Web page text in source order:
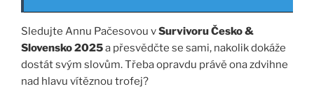
Sledujte Annu Pačesovou vSurvivoru Česko &
Slovensko 2025a přesvědčte se sami, nakolik dokáže
dostát svým slovům. Třeba opravdu právě ona zdvihne
nad hlavu vítěznou trofej?